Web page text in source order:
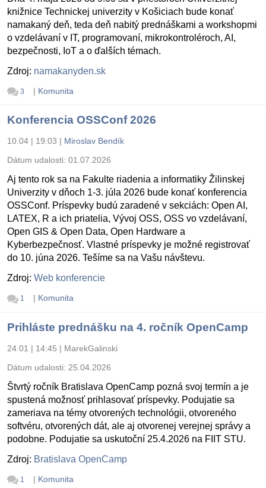
knižnice Technickej univerzity v Košiciach bude konať
namakaný deň, teda deň nabitý prednáškami a workshopmi
o vzdelávaní v IT, programovaní, mikrokontroléroch, AI,
bezpečnosti, IoT a o ďalších témach.
Zdroj: namakanyden.sk
3 | Komunita
Konferencia OSSConf 2026
10.04 | 19:03 | Miroslav Bendík
Dátum udalosti: 01.07.2026
Aj tento rok sa na Fakulte riadenia a informatiky Žilinskej
Univerzity v dňoch 1-3. júla 2026 bude konať konferencia
OSSConf. Príspevky budú zaradené v sekciách: Open AI,
LATEX, R a ich priatelia, Vývoj OSS, OSS vo vzdelávaní,
Open GIS & Open Data, Open Hardware a
Kyberbezpečnosť. Vlastné príspevky je možné registrovať
do 10. júna 2026. Tešíme sa na Vašu návštevu.
Zdroj: Web konferencie
1 | Komunita
Prihláste prednášku na 4. ročník OpenCamp
24.01 | 14:45 | MarekGalinski
Dátum udalosti: 25.04.2026
Štvrtý ročník Bratislava OpenCamp pozná svoj termín a je
spustená možnosť prihlasovať príspevky. Podujatie sa
zameriava na témy otvorených technológii, otvoreného
softvéru, otvorených dát, ale aj otvorenej verejnej správy a
podobne. Podujatie sa uskutoční 25.4.2026 na FIIT STU.
Zdroj: Bratislava OpenCamp
1 | Komunita